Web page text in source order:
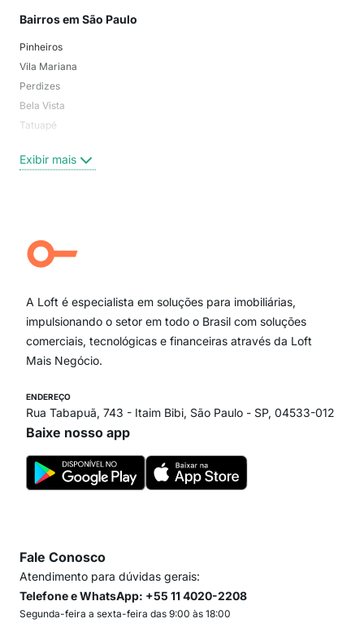
Bairros em São Paulo
Pinheiros
Vila Mariana
Perdizes
Bela Vista
Tatuapé
Centro
Campo Belo
Ipiranga
Paraíso
Itaim Bibi
Exibir mais
A Loft é especialista em soluções para imobiliárias,
impulsionando o setor em todo o Brasil com soluções
comerciais, tecnológicas e financeiras através da Loft
Mais Negócio.
ENDEREÇO
Rua Tabapuã, 743 - Itaim Bibi, São Paulo - SP, 04533-012
Baixe nosso app
Fale Conosco
Atendimento para dúvidas gerais:
Telefone e WhatsApp: +55 11 4020-2208
Segunda-feira a sexta-feira das 9:00 às 18:00